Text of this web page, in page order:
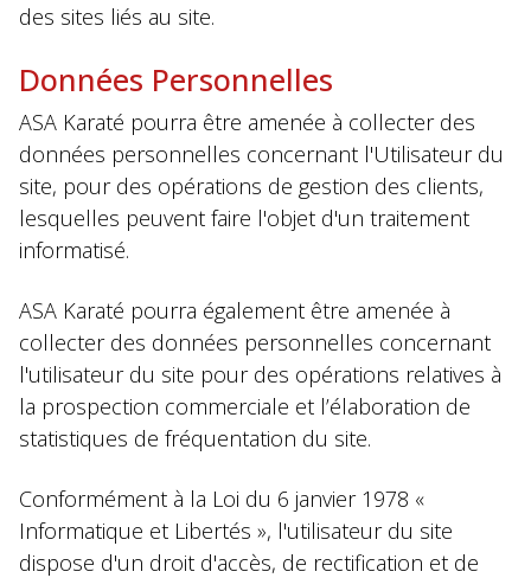
des sites liés au site.
Données Personnelles
ASA Karaté pourra être amenée à collecter des
données personnelles concernant l'Utilisateur du
site, pour des opérations de gestion des clients,
lesquelles peuvent faire l'objet d'un traitement
informatisé.
ASA Karaté pourra également être amenée à
collecter des données personnelles concernant
l'utilisateur du site pour des opérations relatives à
la prospection commerciale et l’élaboration de
statistiques de fréquentation du site.
Conformément à la Loi du 6 janvier 1978 «
Informatique et Libertés », l'utilisateur du site
dispose d'un droit d'accès, de rectification et de